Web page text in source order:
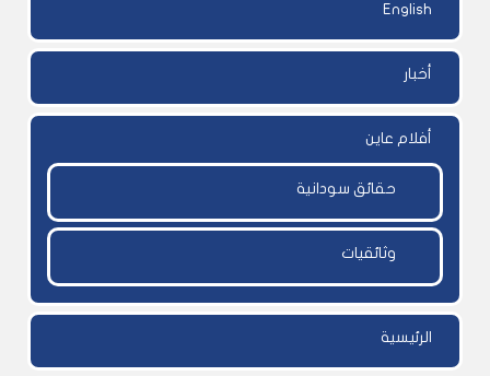
English
أخبار
أفلام عاين
حقائق سودانية
وثائقيات
الرئيسية